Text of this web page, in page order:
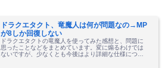
ドラクエタクト、竜魔人は何が問題なの→MP
が8しか回復しない
ドラクエタクトの竜魔人を使ってみた感想と、問題に
思ったことなどをまとめています。変に煽るわけでは
ないですが、少なくとも今後はより詳細な仕様につい